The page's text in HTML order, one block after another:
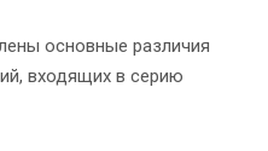
основные различия
входящих в серию